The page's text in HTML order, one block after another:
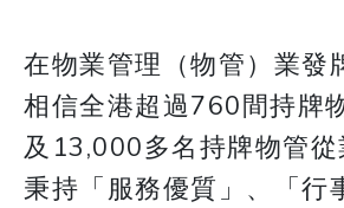
在物業管理（物管）業發
相信全港超過760間持牌
及13,000多名持牌物管
秉持「服務優質」、「行